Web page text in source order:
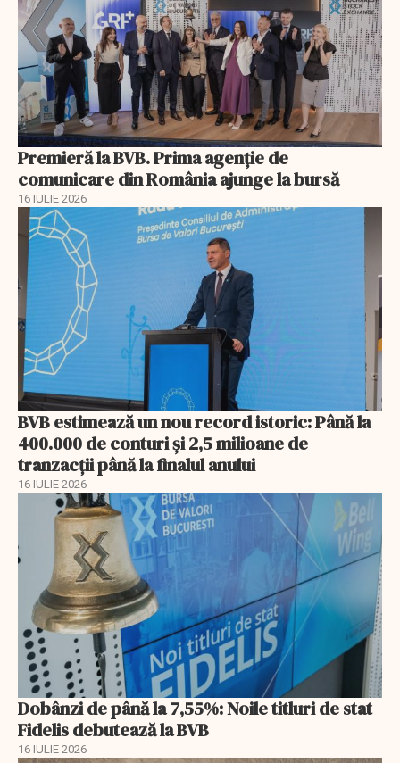
Premieră la BVB. Prima agenție de
comunicare din România ajunge la bursă
16 IULIE 2026
BVB estimează un nou record istoric: Până la
400.000 de conturi și 2,5 milioane de
tranzacții până la finalul anului
16 IULIE 2026
Dobânzi de până la 7,55%: Noile titluri de stat
Fidelis debutează la BVB
16 IULIE 2026